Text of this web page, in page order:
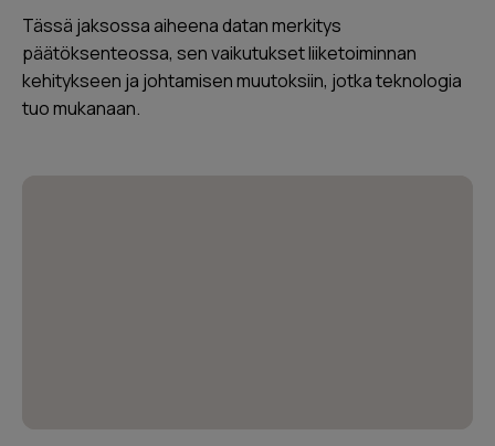
Tässä jaksossa aiheena datan merkitys
päätöksenteossa, sen vaikutukset liiketoiminnan
kehitykseen ja johtamisen muutoksiin, jotka teknologia
tuo mukanaan.